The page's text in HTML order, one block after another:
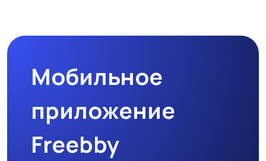
Мобильное
приложение
Freebby